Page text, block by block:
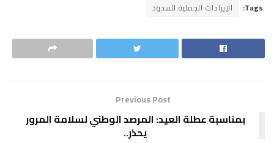
Tags: الإيرادات الجملية للسدود
Previous Post
بمناسبة عطلة العيد: المرصد الوطني لسلامة المرور
يحذر..